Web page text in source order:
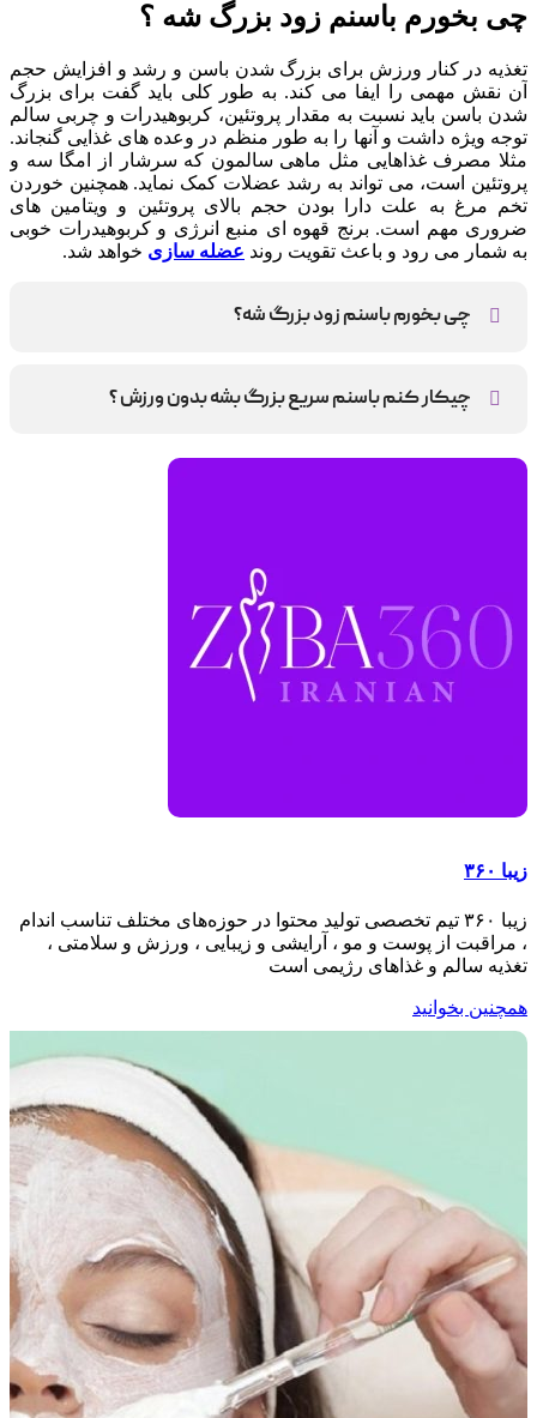
چی بخورم باسنم زود بزرگ شه ؟
تغذیه در کنار ورزش برای بزرگ شدن باسن و رشد و افزایش حجم
آن نقش مهمی را ایفا می کند. به طور کلی باید گفت برای بزرگ
شدن باسن باید نسبت به مقدار پروتئین، کربوهیدرات و چربی سالم
توجه ویژه داشت و آنها را به طور منظم در وعده های غذایی گنجاند.
مثلا مصرف غذاهایی مثل ماهی سالمون که سرشار از امگا سه و
پروتئین است، می تواند به رشد عضلات کمک نماید. همچنین خوردن
تخم مرغ به علت دارا بودن حجم بالای پروتئین و ویتامین های
ضروری مهم است. برنج قهوه ای منبع انرژی و کربوهیدرات خوبی
به شمار می رود و باعث تقویت روند عضله سازی خواهد شد.
چی بخورم باسنم زود بزرگ شه؟
سالم را افزایش دهید.
چیکار کنم باسنم سریع بزرگ بشه بدون ورزش ؟
زیبا ۳۶۰
زیبا ۳۶۰ تیم تخصصی تولید محتوا در حوزه‌های مختلف تناسب اندام
، مراقبت از پوست و مو ، آرایشی و زیبایی ، ورزش و سلامتی ،
تغذیه سالم و غذاهای رژیمی است
همچنین بخوانید